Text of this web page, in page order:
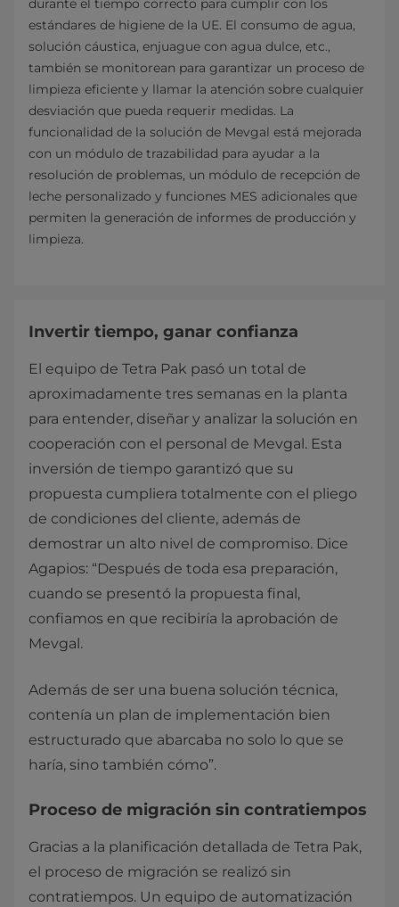
durante el tiempo correcto para cumplir con los
estándares de higiene de la UE. El consumo de agua,
solución cáustica, enjuague con agua dulce, etc.,
también se monitorean para garantizar un proceso de
limpieza eficiente y llamar la atención sobre cualquier
desviación que pueda requerir medidas. La
funcionalidad de la solución de Mevgal está mejorada
con un módulo de trazabilidad para ayudar a la
resolución de problemas, un módulo de recepción de
leche personalizado y funciones MES adicionales que
permiten la generación de informes de producción y
limpieza.
Invertir tiempo, ganar confianza
El equipo de Tetra Pak pasó un total de
aproximadamente tres semanas en la planta
para entender, diseñar y analizar la solución en
cooperación con el personal de Mevgal. Esta
inversión de tiempo garantizó que su
propuesta cumpliera totalmente con el pliego
de condiciones del cliente, además de
demostrar un alto nivel de compromiso. Dice
Agapios: “Después de toda esa preparación,
cuando se presentó la propuesta final,
confiamos en que recibiría la aprobación de
Mevgal.
Además de ser una buena solución técnica,
contenía un plan de implementación bien
estructurado que abarcaba no solo lo que se
haría, sino también cómo”.
Proceso de migración sin contratiempos
Gracias a la planificación detallada de Tetra Pak,
el proceso de migración se realizó sin
contratiempos. Un equipo de automatización